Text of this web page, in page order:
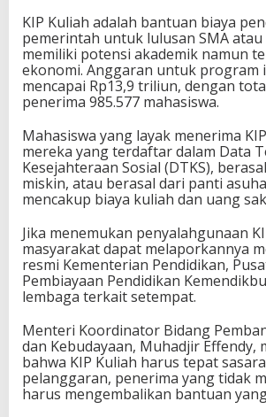
KIP Kuliah adalah bantuan biaya
pemerintah untuk lulusan SMA
memiliki potensi akademik namun
ekonomi. Anggaran untuk program
mencapai Rp13,9 triliun, dengan
penerima 985.577 mahasiswa.
Mahasiswa yang layak menerima
mereka yang terdaftar dalam Data
Kesejahteraan Sosial (DTKS),
miskin, atau berasal dari panti
mencakup biaya kuliah dan uang
Jika menemukan penyalahgunaan
masyarakat dapat melaporkannya
resmi Kementerian Pendidikan,
Pembiayaan Pendidikan
lembaga terkait setempat.
Menteri Koordinator Bidang
dan Kebudayaan, Muhadjir Effendy,
bahwa KIP Kuliah harus tepat
pelanggaran, penerima yang tidak
harus mengembalikan bantuan